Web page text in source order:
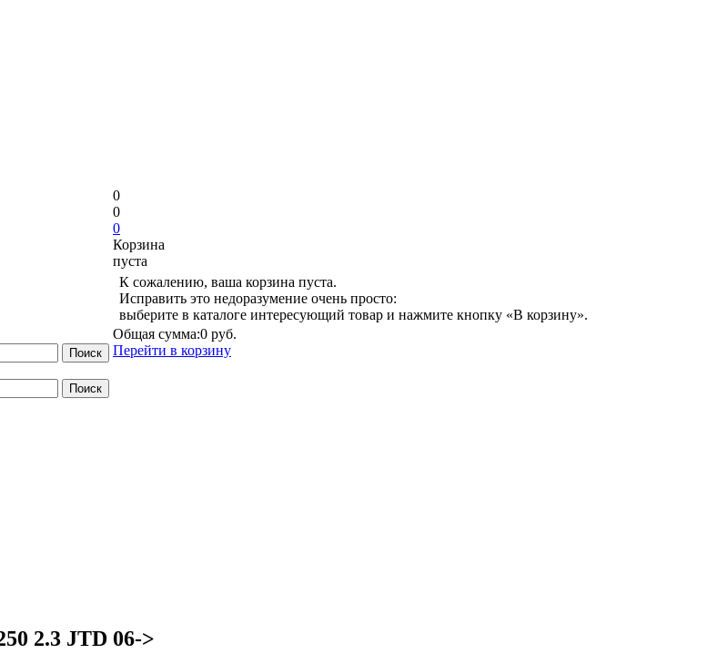
0
0
0
Корзина
пуста
К сожалению, ваша корзина пуста.
Исправить это недоразумение очень просто:
выберите в каталоге интересующий товар и нажмите кнопку «В корзину».
Общая сумма:0 руб.
Перейти в корзину
2.3 JTD 06->